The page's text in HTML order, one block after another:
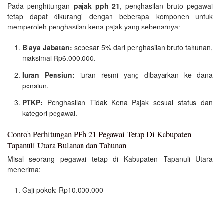
Pada penghitungan pajak pph 21, penghasilan bruto pegawai
tetap dapat dikurangi dengan beberapa komponen untuk
memperoleh penghasilan kena pajak yang sebenarnya:
Biaya Jabatan: sebesar 5% dari penghasilan bruto tahunan,
maksimal Rp6.000.000.
Iuran Pensiun: iuran resmi yang dibayarkan ke dana
pensiun.
PTKP: Penghasilan Tidak Kena Pajak sesuai status dan
kategori pegawai.
Contoh Perhitungan PPh 21 Pegawai Tetap Di Kabupaten
Tapanuli Utara Bulanan dan Tahunan
Misal seorang pegawai tetap di Kabupaten Tapanuli Utara
menerima:
Gaji pokok: Rp10.000.000